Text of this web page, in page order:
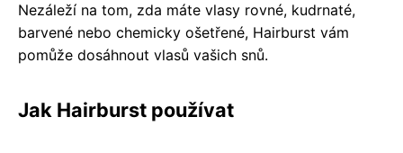
Nezáleží na tom, zda máte vlasy rovné, kudrnaté,
barvené nebo chemicky ošetřené, Hairburst vám
pomůže dosáhnout vlasů vašich snů.
Jak Hairburst používat